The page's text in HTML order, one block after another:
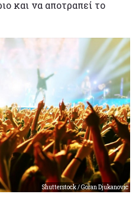
και να αποτραπεί το
Shutterstock / Goran Djukanovic